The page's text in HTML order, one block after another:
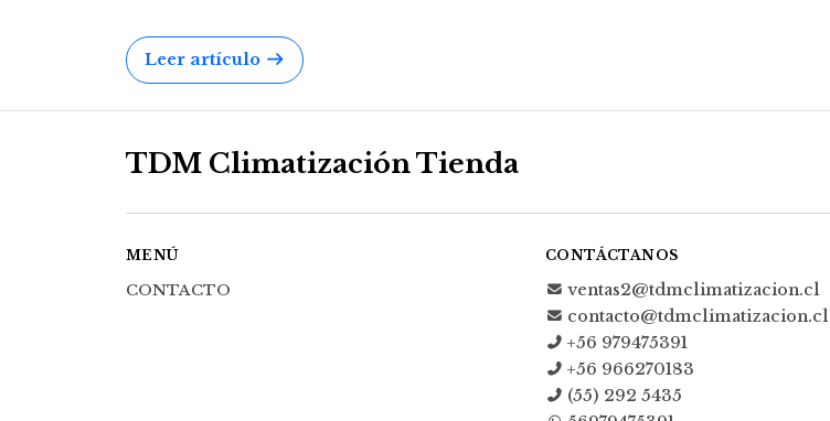
Leer artículo
TDM Climatización Tienda
MENÚ
CONTACTO
CONTÁCTANOS
ventas2@tdmclimatizacion.cl
contacto@tdmclimatizacion.cl
+56 979475391
+56 966270183
(55) 292 5435